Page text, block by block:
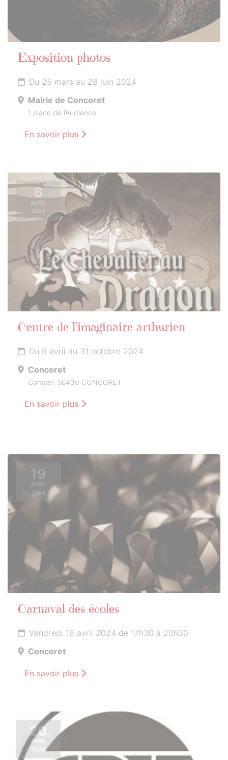
Exposition photos
Du 25 mars au 28 juin 2024
Mairie de Concoret
1 place de l’Audience
En savoir plus
6
AVRIL
2024
Centre de l’imaginaire arthurien
Du 6 avril au 31 octobre 2024
Concoret
Comper, 56430 CONCORET
En savoir plus
19
AVRIL
2024
Carnaval des écoles
Vendredi 19 avril 2024 de 17h30 à 20h30
Concoret
En savoir plus
20
AVRIL
2024